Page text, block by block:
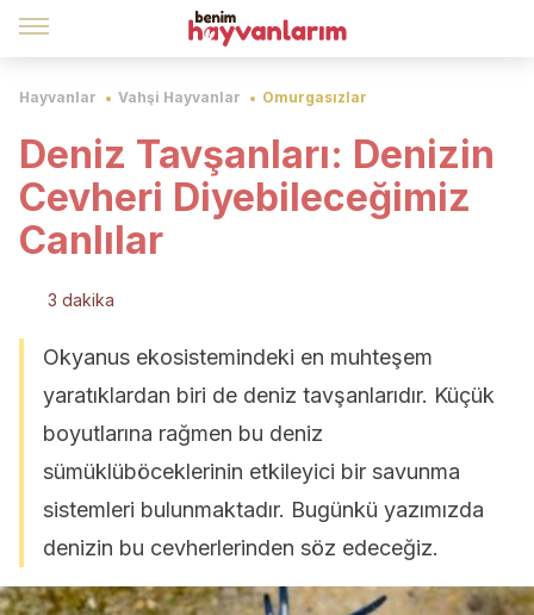
Hayvanlar Vahşi Hayvanlar Omurgasızlar
Deniz Tavşanları: Denizin
Cevheri Diyebileceğimiz
Canlılar
3 dakika
Okyanus ekosistemindeki en muhteşem
yaratıklardan biri de deniz tavşanlarıdır. Küçük
boyutlarına rağmen bu deniz
sümüklüböceklerinin etkileyici bir savunma
sistemleri bulunmaktadır. Bugünkü yazımızda
denizin bu cevherlerinden söz edeceğiz.